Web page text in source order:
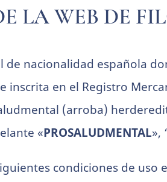
LA WEB DE
de nacionalidad española
inscrita en el Registro
(arroba)
«PROSALUDMENTAL»,
condiciones de